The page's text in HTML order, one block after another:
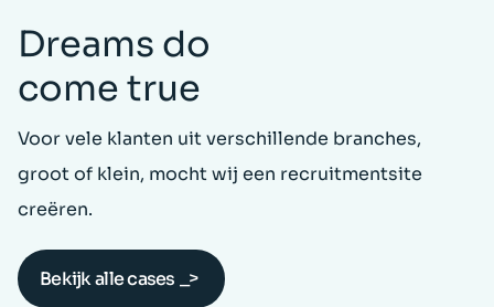
Dreams do
come true
Voor vele klanten uit verschillende branches,
groot of klein, mocht wij een recruitmentsite
creëren.
Bekijk alle cases